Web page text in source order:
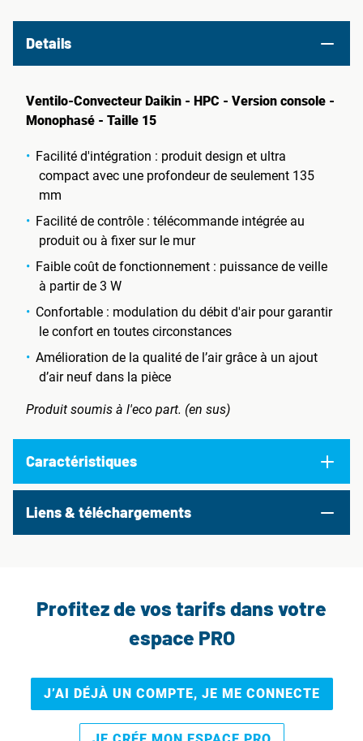
Details
Ventilo-Convecteur Daikin - HPC - Version console -
Monophasé - Taille 15
Facilité d'intégration : produit design et ultra
compact avec une profondeur de seulement 135
mm
Facilité de contrôle : télécommande intégrée au
produit ou à fixer sur le mur
Faible coût de fonctionnement : puissance de veille
à partir de 3 W
Confortable : modulation du débit d'air pour garantir
le confort en toutes circonstances
Amélioration de la qualité de l’air grâce à un ajout
d’air neuf dans la pièce
Produit soumis à l'eco part. (en sus)
Caractéristiques
Liens & téléchargements
Profitez de vos tarifs dans votre
espace PRO
J’AI DÉJÀ UN COMPTE, JE ME CONNECTE